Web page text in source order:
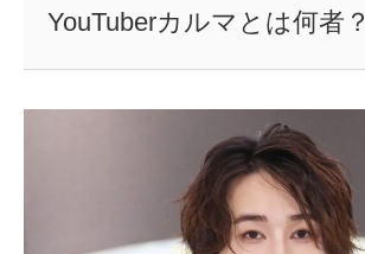
YouTuberカルマとは何者？